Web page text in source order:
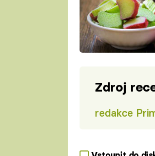
Zdroj
redakce